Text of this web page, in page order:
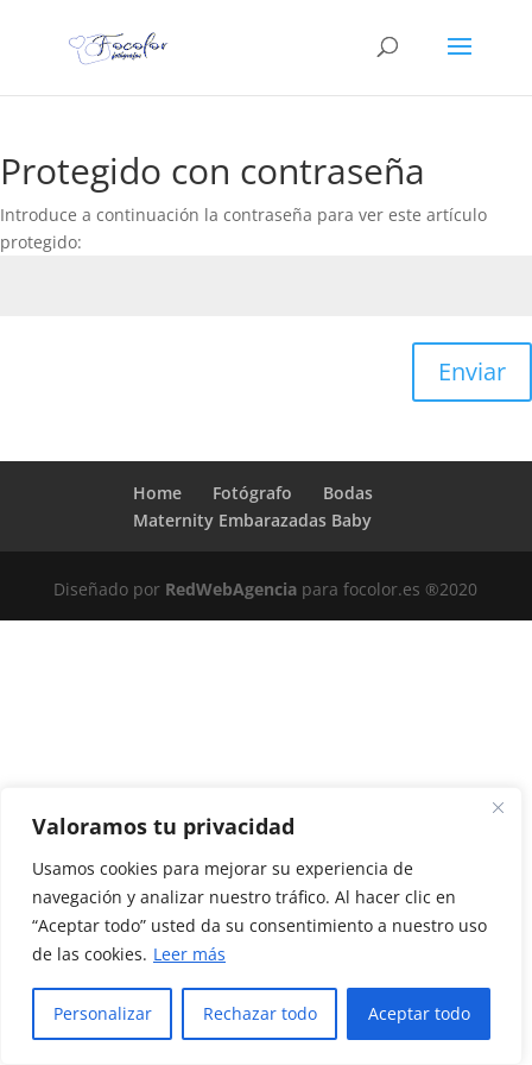
Valoramos tu privacidad
Usamos cookies para mejorar su experiencia de
navegación y analizar nuestro tráfico. Al hacer clic en
“Aceptar todo” usted da su consentimiento a nuestro uso
de las cookies. Leer más
Personalizar Rechazar todo Aceptar todo
Protegido con contraseña
Introduce a continuación la contraseña para ver este artículo
protegido:
Enviar
Home Fotógrafo
Bodas
Maternity Embarazadas Baby
Diseñado por RedWebAgencia para focolor.es ®2020